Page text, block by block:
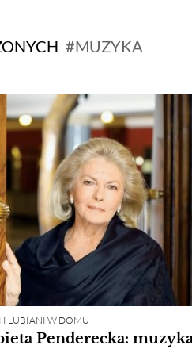
MUZYKA
I LUBIANI W DOMU
Penderecka: